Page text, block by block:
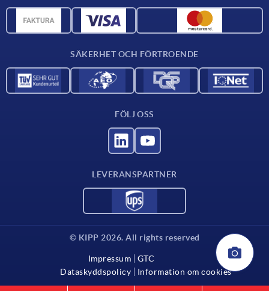
CAD-data
SÄKERHET OCH FÖRTROENDE
FÖLJ OSS
LEVERANSPARTNER
© KIPP 2026. All rights reserved
Impressum
GTC
Dataskyddspolicy
Information om cookies